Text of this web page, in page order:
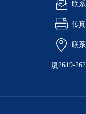
联
传
联
厦2619-